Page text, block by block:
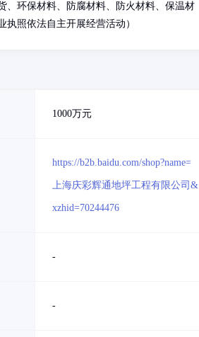
、环保材料、防腐材料、防火材料、保温材
照依法自主开展经营活动）
1000万元
https://b2b.baidu.com/shop?name=
上海庆彩辉通地坪工程有限公司&
xzhid=70244476
-
-